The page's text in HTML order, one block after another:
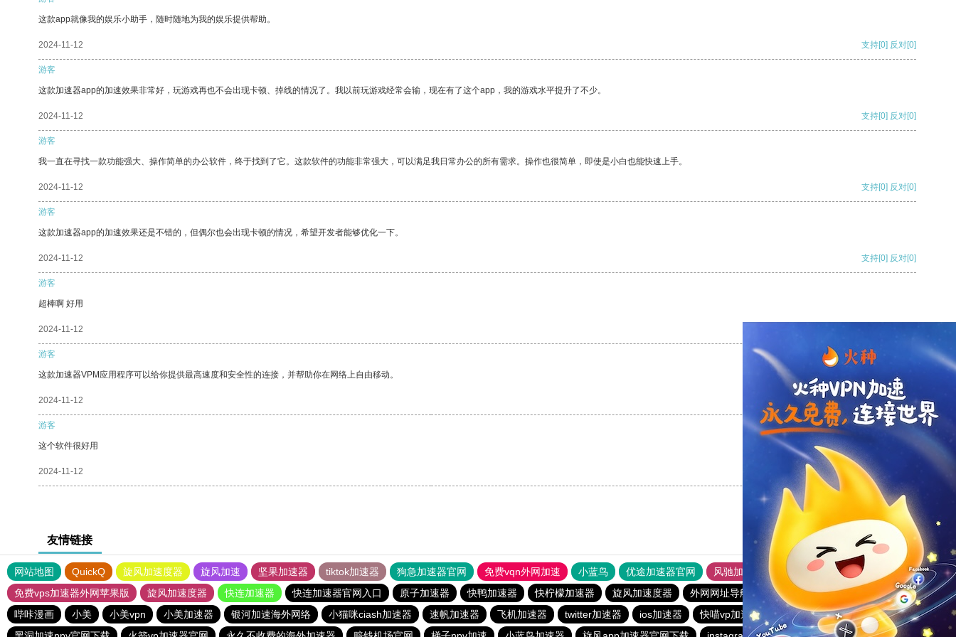
这款app就像我的娱乐小助手，随时随地为我的娱乐提供帮助。
2024-11-12 支持[0] 反对[0]
游客
这款加速器app的加速效果非常好，玩游戏再也不会出现卡顿、掉线的情况了。我以前玩游戏经常会输，现在有了这个app，我的游戏水平提升了不少。
2024-11-12 支持[0] 反对[0]
游客
我一直在寻找一款功能强大、操作简单的办公软件，终于找到了它。这款软件的功能非常强大，可以满足我日常办公的所有需求。操作也很简单，即使是小白也能快速上手。
2024-11-12 支持[0] 反对[0]
游客
这款加速器app的加速效果还是不错的，但偶尔也会出现卡顿的情况，希望开发者能够优化一下。
2024-11-12 支持[0] 反对[0]
游客
超棒啊 好用
2024-11-12
游客
这款加速器VPM应用程序可以给你提供最高速度和安全性的连接，并帮助你在网络上自由移动。
2024-11-12 支持 [0] 反对 [0]
游客
这个软件很好用
2024-11-12 支持
友情链接
网站地图 QuickQ 旋风加速度器 旋风加速 坚果加速器 tiktok加速器 狗急加速器官网 免费vqn外网加速 小蓝鸟 优途加速器官网 风驰加速器
旋风加速器
免费vps加速器外网苹果版
旋风加速度器 快连加速器 快连加速器官网入口 原子加速器 快鸭加速器 快柠檬加速器 旋风加速度器 外网网址导航 软件中心 雷霆加速
狂飙加速器
哔咔漫画
小美 小美vpn 小美加速器 银河加速海外网络 小猫咪ciash加速器 速帆加速器 飞机加速器 twitter加速器 ios加速器 快喵vp加速器
雷霆vp加速器